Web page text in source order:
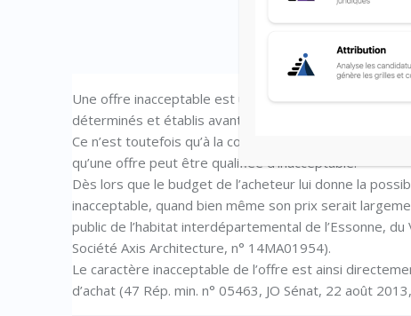
Une offre inacceptable est une offre dont le prix
déterminés et établis avant le lancement de la
Ce n’est toutefois qu’à la condition que l’acheteur
qu’une offre peut être qualifiée d’inacceptable.
Dès lors que le budget de l’acheteur lui donne la
inacceptable, quand bien même son prix serait
public de l’habitat interdépartemental de l’Essonne,
Société Axis Architecture, n° 14MA01954).
Le caractère inacceptable de l’offre est ainsi
d’achat (47 Rép. min. n° 05463, JO Sénat, 22 août